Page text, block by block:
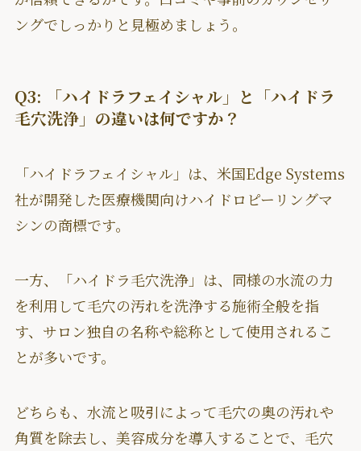
ングでしっかりと見極めましょう。
Q3: 「ハイドラフェイシャル」と「ハイドラ
毛穴洗浄」の違いは何ですか？
「ハイドラフェイシャル」は、米国Edge Systems
社が開発した医療機関向けハイドロピーリングマ
シンの商標です。
一方、「ハイドラ毛穴洗浄」は、同様の水流の力
を利用して毛穴の汚れを洗浄する施術全般を指
す、サロン独自の名称や総称として使用されるこ
とが多いです。
どちらも、水流と吸引によって毛穴の奥の汚れや
角質を除去し、美容成分を導入することで、毛穴